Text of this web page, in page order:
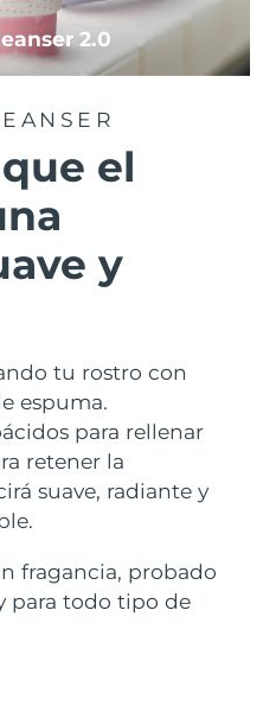
2.0
el
y
tu rostro con
espuma.
para rellenar
retener la
suave, radiante y
fragancia, probado
para todo tipo de